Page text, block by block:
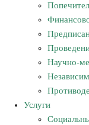
Научно-
Услуги